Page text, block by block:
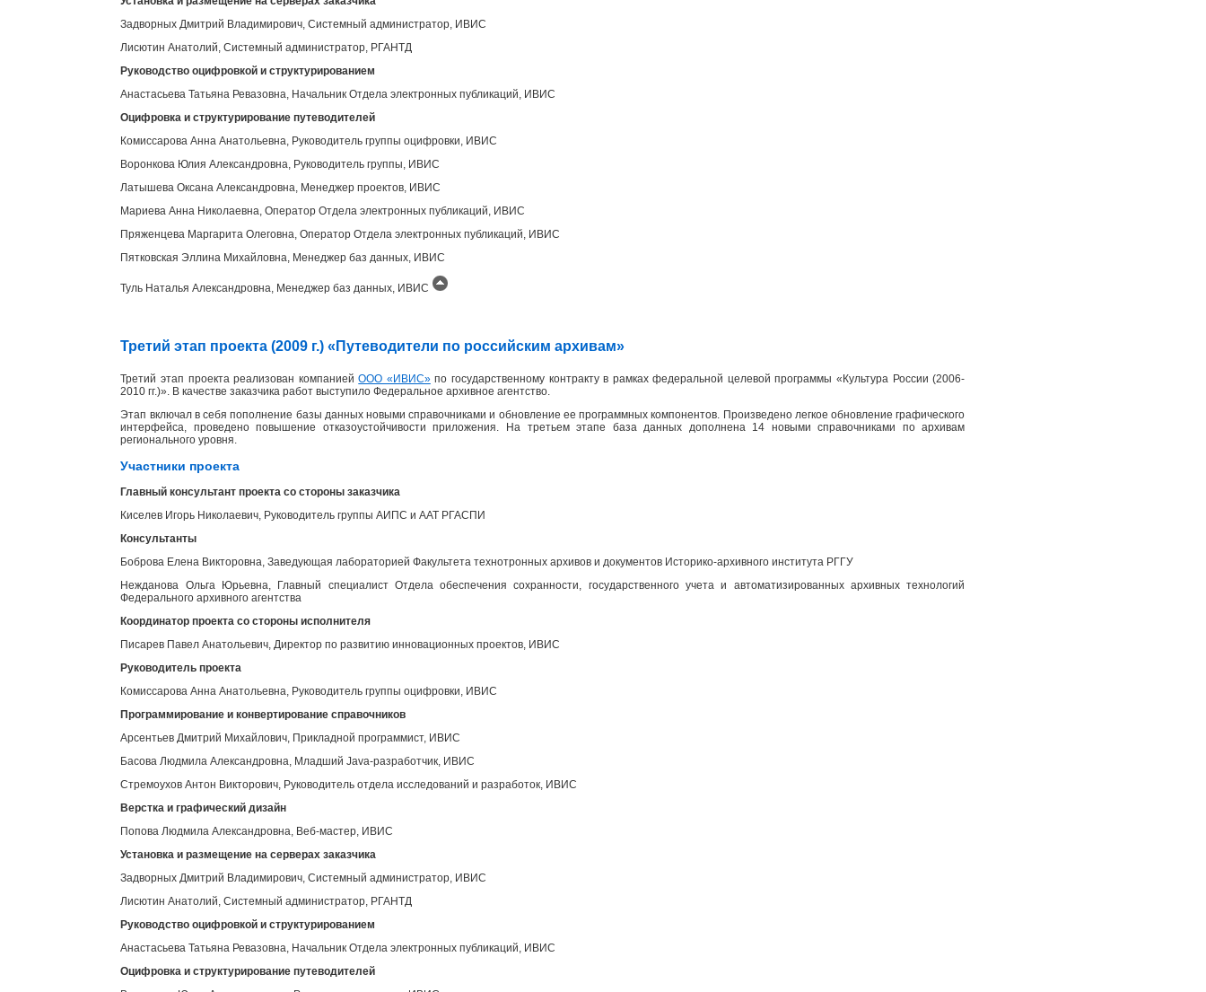
Задворных Дмитрий Владимирович, Системный администратор, ИВИС
Лисютин Анатолий, Системный администратор, РГАНТД
Руководство оцифровкой и структурированием
Анастасьева Татьяна Ревазовна, Начальник Отдела электронных публикаций, ИВИС
Оцифровка и структурирование путеводителей
Комиссарова Анна Анатольевна, Руководитель группы оцифровки, ИВИС
Воронкова Юлия Александровна, Руководитель группы, ИВИС
Латышева Оксана Александровна, Менеджер проектов, ИВИС
Мариева Анна Николаевна, Оператор Отдела электронных публикаций, ИВИС
Пряженцева Маргарита Олеговна, Оператор Отдела электронных публикаций, ИВИС
Пятковская Эллина Михайловна, Менеджер баз данных, ИВИС
Туль Наталья Александровна, Менеджер баз данных, ИВИС
Третий этап проекта (2009 г.) «Путеводители по российским архивам»
Третий этап проекта реализован компаниейООО «ИВИС»по государственному контракту в рамках федеральной целевой программы «Культура России (2006-
2010 гг.)». В качестве заказчика работ выступило Федеральное архивное агентство.
Этап включал в себя пополнение базы данных новыми справочниками и обновление ее программных компонентов. Произведено легкое обновление графического
интерфейса, проведено повышение отказоустойчивости приложения. На третьем этапе база данных дополнена 14 новыми справочниками по архивам
регионального уровня.
Участники проекта
Главный консультант проекта со стороны заказчика
Киселев Игорь Николаевич, Руководитель группы АИПС и ААТ РГАСПИ
Консультанты
Боброва Елена Викторовна, Заведующая лабораторией Факультета технотронных архивов и документов Историко-архивного института РГГУ
Нежданова Ольга Юрьевна, Главный специалист Отдела обеспечения сохранности, государственного учета и автоматизированных архивных технологий
Федерального архивного агентства
Координатор проекта со стороны исполнителя
Писарев Павел Анатольевич, Директор по развитию инновационных проектов, ИВИС
Руководитель проекта
Комиссарова Анна Анатольевна, Руководитель группы оцифровки, ИВИС
Программирование и конвертирование справочников
Арсентьев Дмитрий Михайлович, Прикладной программист, ИВИС
Басова Людмила Александровна, Младший Java-разработчик, ИВИС
Стремоухов Антон Викторович, Руководитель отдела исследований и разработок, ИВИС
Верстка и графический дизайн
Попова Людмила Александровна, Веб-мастер, ИВИС
Установка и размещение на серверах заказчика
Задворных Дмитрий Владимирович, Системный администратор, ИВИС
Лисютин Анатолий, Системный администратор, РГАНТД
Руководство оцифровкой и структурированием
Анастасьева Татьяна Ревазовна, Начальник Отдела электронных публикаций, ИВИС
Оцифровка и структурирование путеводителей